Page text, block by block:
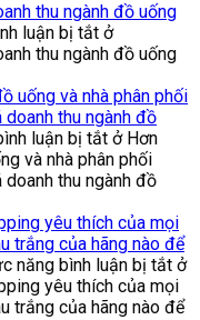
thu ngành đồ uống
luận bị tắt ở
thu ngành đồ uống
uống và nhà phân phối
doanh thu ngành đồ
luận bị tắt ở Hơn
và nhà phân phối
doanh thu ngành đồ
yêu thích của mọi
trắng của hãng nào để
năng bình luận bị tắt ở
yêu thích của mọi
trắng của hãng nào để